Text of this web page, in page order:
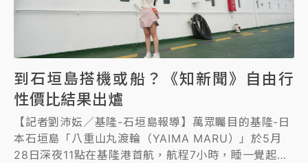
到石垣島搭機或船？《知新聞》自由行
性價比結果出爐
【記者劉沛妘／基隆-石垣島報導】萬眾矚目的基隆-日
本石垣島「八重山丸渡輪（YAIMA MARU）」於5月
28日深夜11點在基隆港首航，航程7小時，睡一覺起來